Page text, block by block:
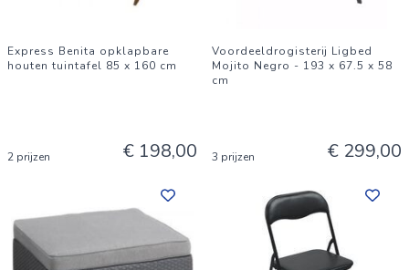
Express Benita opklapbare
houten tuintafel 85 x 160 cm
2 prijzen € 198,00
Voordeeldrogisterij Ligbed
Mojito Negro - 193 x 67.5 x 58
cm
3 prijzen € 299,00